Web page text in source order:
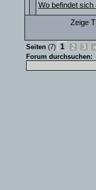
Wo befindet sich
Zeige
Seiten (7) 1 2 3 »
Forum durchsuchen: